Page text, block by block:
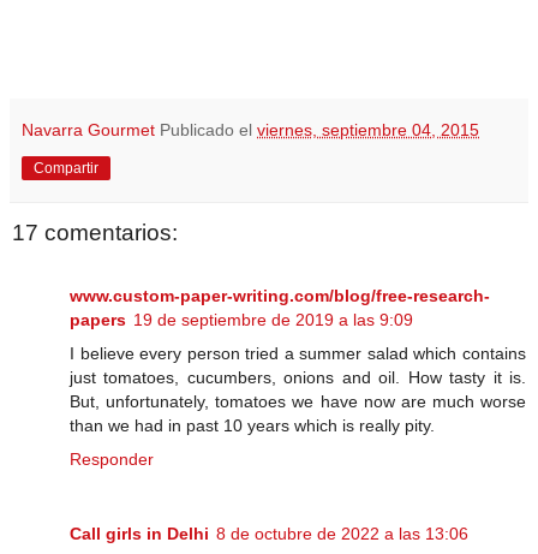
Navarra Gourmet Publicado el viernes, septiembre 04, 2015
Compartir
17 comentarios:
www.custom-paper-writing.com/blog/free-research-
papers 19 de septiembre de 2019 a las 9:09
I believe every person tried a summer salad which contains
just tomatoes, cucumbers, onions and oil. How tasty it is.
But, unfortunately, tomatoes we have now are much worse
than we had in past 10 years which is really pity.
Responder
Call girls in Delhi 8 de octubre de 2022 a las 13:06